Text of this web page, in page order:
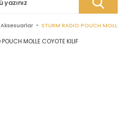
Aksesuarlar STURM RADIO POUCH MOLLE